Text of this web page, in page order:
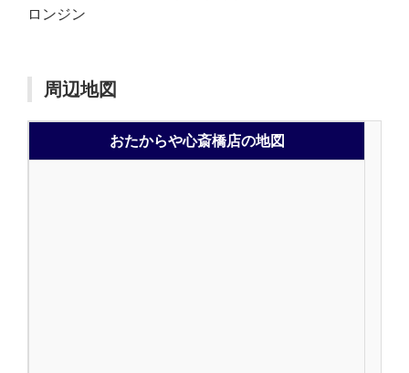
ロンジン
周辺地図
おたからや心斎橋店の地図